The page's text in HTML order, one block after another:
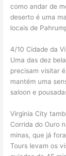
como andar de
deserto é uma
locais de
4/10 Cidade da
Uma das dez
precisam visitar
mantém uma
saloon e
Virginia City
Corrida do Ouro
minas, que já
Tours levam os